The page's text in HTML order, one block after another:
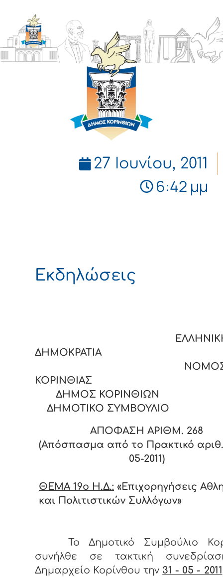
ΔΗΜΟΣ
ΚΟΡΙΝΘΙΩΝ
27 Ιουνίου, 2011
6:42 μμ
Εκδηλώσεις
ΔΗΜΟΚΡΑΤΙΑ
ΚΟΡΙΝΘΙΑΣ
ΔΗΜΟΣ ΚΟΡΙΝΘΙΩΝ
ΔΗΜΟΤΙΚΟ ΣΥΜΒΟΥΛΙΟ
ΑΠΟΦΑΣΗ ΑΡΙΘΜ. 268
(Απόσπασμα από το Πρακτικό αριθ.
05-2011)
ΘΕΜΑ 19o Η.Δ.: «Επιχορηγήσεις
και Πολιτιστικών Συλλόγων»
Το Δημοτικό Συμβούλιο
συνήλθε σε τακτική
Δημαρχείο Κορίνθου την 31 - 05 - 2011